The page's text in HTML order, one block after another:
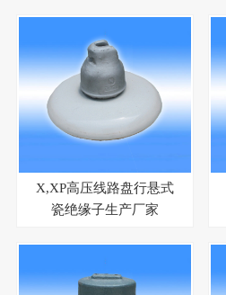
X,XP高压线路盘行悬式
瓷绝缘子生产厂家